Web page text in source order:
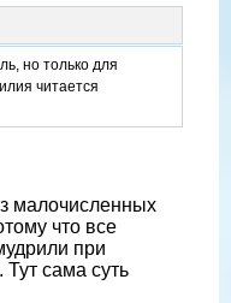
но только для
читается
малочисленных
что все
при
сама суть